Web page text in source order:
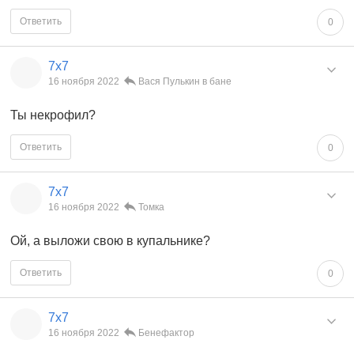
0
Ответить
7x7
16 ноября 2022 Вася Пулькин в бане
Ты некрофил?
0
Ответить
7x7
16 ноября 2022 Томка
Ой, а выложи свою в купальнике?
0
Ответить
7x7
16 ноября 2022 Бенефактор